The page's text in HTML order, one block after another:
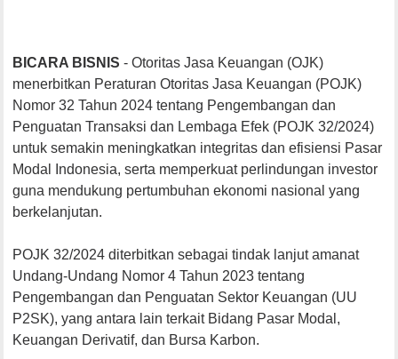
BICARA BISNIS - Otoritas Jasa Keuangan (OJK)
menerbitkan Peraturan Otoritas Jasa Keuangan (POJK)
Nomor 32 Tahun 2024 tentang Pengembangan dan
Penguatan Transaksi dan Lembaga Efek (POJK 32/2024)
untuk semakin meningkatkan integritas dan efisiensi Pasar
Modal Indonesia, serta memperkuat perlindungan investor
guna mendukung pertumbuhan ekonomi nasional yang
berkelanjutan.
POJK 32/2024 diterbitkan sebagai tindak lanjut amanat
Undang-Undang Nomor 4 Tahun 2023 tentang
Pengembangan dan Penguatan Sektor Keuangan (UU
P2SK), yang antara lain terkait Bidang Pasar Modal,
Keuangan Derivatif, dan Bursa Karbon.